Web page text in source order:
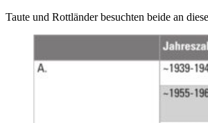
Taute und Rottländer besuchten beide an